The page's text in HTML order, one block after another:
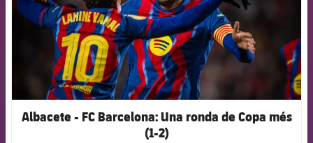
Albacete - FC Barcelona: Una ronda de Copa més
(1-2)